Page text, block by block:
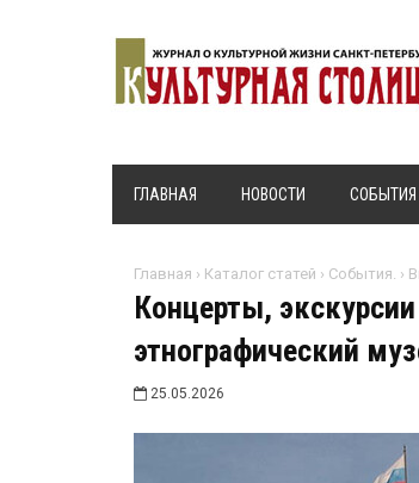
ГЛАВНАЯ НОВОСТИ СОБЫТИЯ
Главная › Каталог статей › События. ›
Концерты,
этнографический
25.05.2026